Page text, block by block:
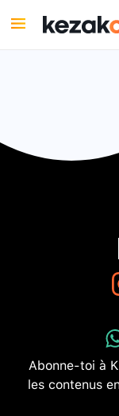
Abonne-toi à
les contenus